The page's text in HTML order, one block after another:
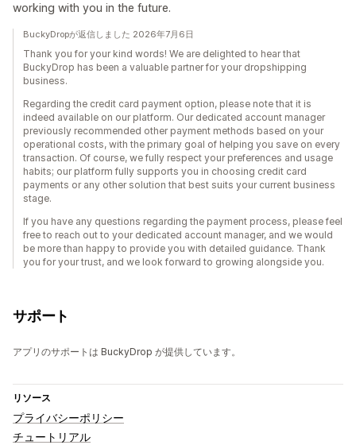
working with you in the future.
BuckyDropが返信しました 2026年7月6日
Thank you for your kind words! We are delighted to hear that
BuckyDrop has been a valuable partner for your dropshipping
business.
Regarding the credit card payment option, please note that it is
indeed available on our platform. Our dedicated account manager
previously recommended other payment methods based on your
operational costs, with the primary goal of helping you save on every
transaction. Of course, we fully respect your preferences and usage
habits; our platform fully supports you in choosing credit card
payments or any other solution that best suits your current business
stage.
If you have any questions regarding the payment process, please feel
free to reach out to your dedicated account manager, and we would
be more than happy to provide you with detailed guidance. Thank
you for your trust, and we look forward to growing alongside you.
サポート
アプリのサポートは BuckyDrop が提供しています。
リソース
プライバシーポリシー
チュートリアル